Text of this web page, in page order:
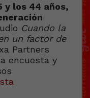
y los 44 años,
Cuando la
un factor de
Partners
encuesta y